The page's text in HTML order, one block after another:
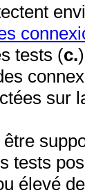
tests (c.
sur
tests
élevé